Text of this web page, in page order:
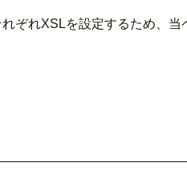
ぞれXSLを設定するため、